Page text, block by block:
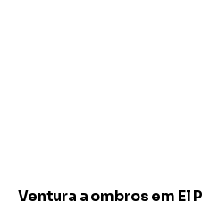
Ventura a ombros em El